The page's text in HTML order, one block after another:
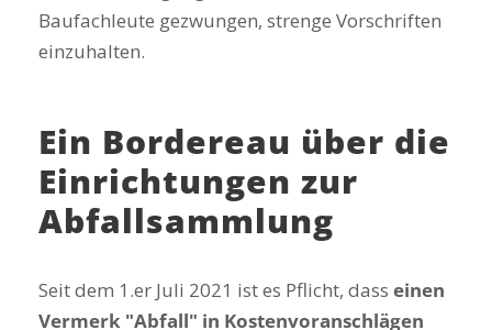
Baufachleute gezwungen, strenge Vorschriften
einzuhalten.
Ein Bordereau über die
Einrichtungen zur
Abfallsammlung
Seit dem 1.er Juli 2021 ist es Pflicht, dass einen
Vermerk "Abfall" in Kostenvoranschlägen